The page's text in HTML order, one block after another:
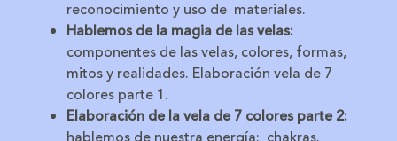
reconocimiento y uso de materiales.
Hablemos de la magia de las velas:
componentes de las velas, colores, formas,
mitos y realidades. Elaboración vela de 7
colores parte 1.
Elaboración de la vela de 7 colores parte 2: